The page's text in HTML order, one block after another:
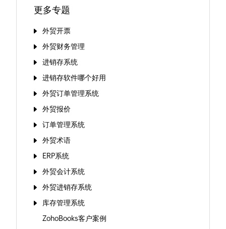
更多专题
外贸开票
外贸财务管理
进销存系统
进销存软件哪个好用
外贸订单管理系统
外贸报价
订单管理系统
外贸术语
ERP系统
外贸会计系统
外贸进销存系统
库存管理系统
ZohoBooks客户案例